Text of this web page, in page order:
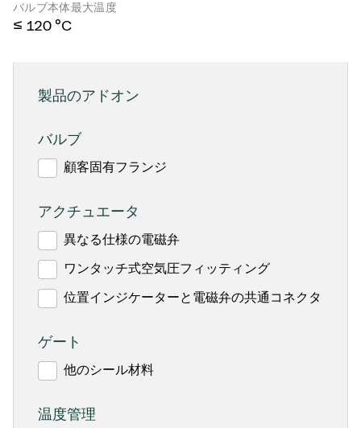
バルブ本体最大温度
≤ 120 °C
製品のアドオン
バルブ
顧客固有フランジ
アクチュエータ
異なる仕様の電磁弁
ワンタッチ式空気圧フィッティング
位置インジケーターと電磁弁の共通コネクタ
ゲート
他のシール材料
温度管理